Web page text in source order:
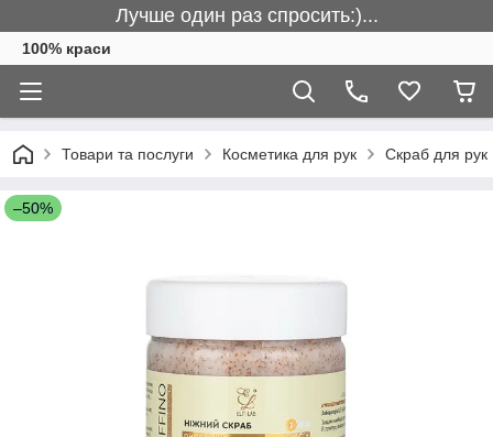
Лучше один раз спросить:)...
100% краси
Товари та послуги Косметика для рук Скраб для рук
–50%